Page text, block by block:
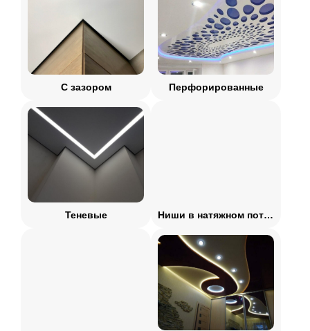
С зазором Перфорированные
Теневые Ниши в натяжном потолке